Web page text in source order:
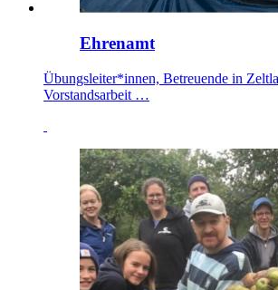
Ehrenamt
Übungsleiter*innen, Betreuende in
Vorstandsarbeit …